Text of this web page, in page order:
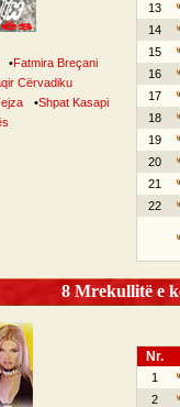
•Fatmira Breçani
Cërvadiku
•Shpat Kasapi
13
14
15
16
17
18
19
20
21
22
8 Mrekullitë e
Nr.
1
2